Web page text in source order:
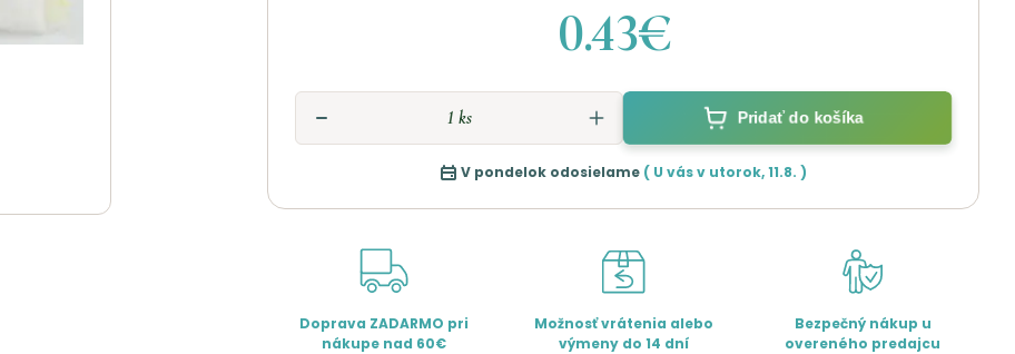
0.43€
Pridať do košíka
V pondelok odosielame ( U vás v utorok,11.8. )
Doprava ZADARMO pri
nákupe nad 60€
Možnosť vrátenia alebo
výmeny do 14 dní
Bezpečný nákup u
overeného predajcu